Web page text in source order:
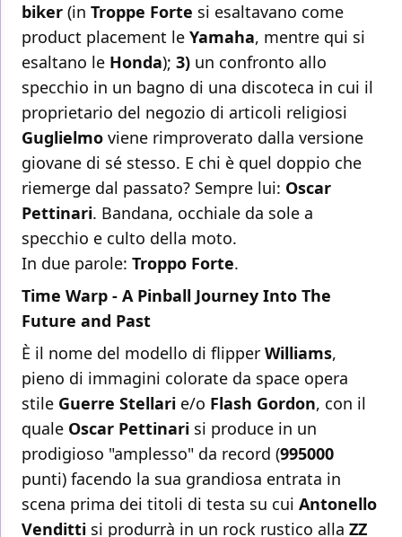
biker (in Troppe Forte si esaltavano come
product placement le Yamaha, mentre qui si
esaltano le Honda); 3) un confronto allo
specchio in un bagno di una discoteca in cui il
proprietario del negozio di articoli religiosi
Guglielmo viene rimproverato dalla versione
giovane di sé stesso. E chi è quel doppio che
riemerge dal passato? Sempre lui: Oscar
Pettinari. Bandana, occhiale da sole a
specchio e culto della moto.
In due parole: Troppo Forte.
Time Warp - A Pinball Journey Into The
Future and Past
È il nome del modello di flipper Williams,
pieno di immagini colorate da space opera
stile Guerre Stellari e/o Flash Gordon, con il
quale Oscar Pettinari si produce in un
prodigioso "amplesso" da record (995000
punti) facendo la sua grandiosa entrata in
scena prima dei titoli di testa su cui Antonello
Venditti si produrrà in un rock rustico alla ZZ